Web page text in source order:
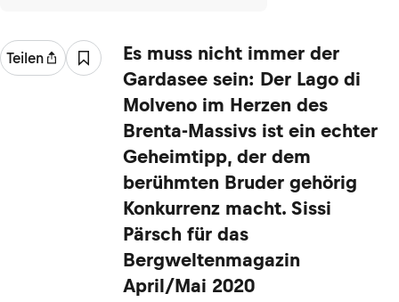
Teilen
Es muss nicht immer der
Gardasee sein: Der Lago di
Molveno im Herzen des
Brenta-Massivs ist ein echter
Geheimtipp, der dem
berühmten Bruder gehörig
Konkurrenz macht. Sissi
Pärsch für das
Bergweltenmagazin
April/Mai 2020